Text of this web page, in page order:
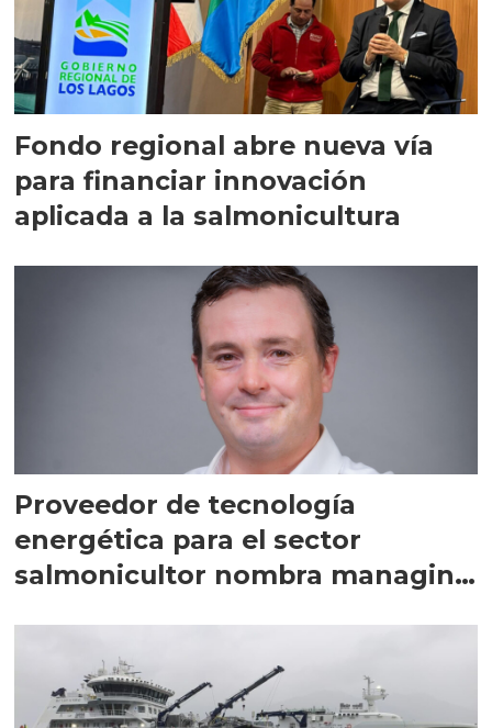
Fondo regional abre nueva vía
para financiar innovación
aplicada a la salmonicultura
Proveedor de tecnología
energética para el sector
salmonicultor nombra managing